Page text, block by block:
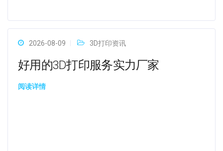
2026-08-09 3D打印资讯
好用的3D打印服务实力厂家
阅读详情